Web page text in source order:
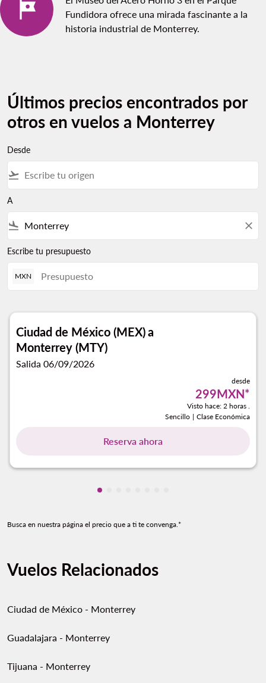
Fundidora ofrece una mirada fascinante a la
historia industrial de Monterrey.
Últimos precios encontrados por
otros en vuelos a Monterrey
Desde
flight_takeoff
A
flight_land close
Escribe tu presupuesto
MXN
Ciudad de México (MEX)a
Monterrey (MTY)
Salida 06/09/2026
desde
299MXN*
Visto hace: 2 horas .
Sencillo | Clase Económica
Reserva ahora
Mostrando cmp-pagination-
Busca en nuestra página el precio que a ti te convenga.*
Vuelos Relacionados
Ciudad de México - Monterrey
Guadalajara - Monterrey
Tijuana - Monterrey